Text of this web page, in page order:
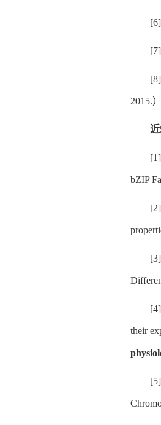
2015.）
[1]
bZIP
[2]
their
[5]